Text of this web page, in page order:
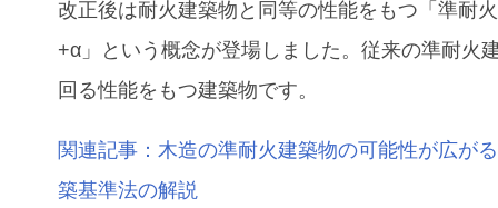
改正後は耐火建築物と同等の性能をもつ「準耐
+α」という概念が登場しました。従来の準耐火
回る性能をもつ建築物です。
関連記事：木造の準耐火建築物の可能性が広が
築基準法の解説